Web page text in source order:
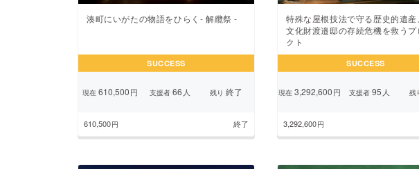
湊町にいがたの物語をひらく- 解纜祭 -
SUCCESS
現在610,500円 支援者66 人 残り 終了
610,500円 終了
特殊な屋根技法で守る歴史的遺産
文化財渡邉邸の存続危機を救うプ
クト
SUCCESS
現在3,292,600円 支援者95 人 残
3,292,600円